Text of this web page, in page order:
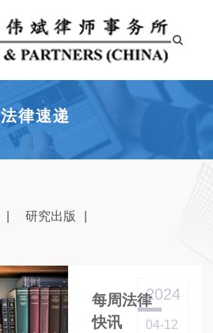
法律速递
研究出版
每周法律
快讯
2024
04-12